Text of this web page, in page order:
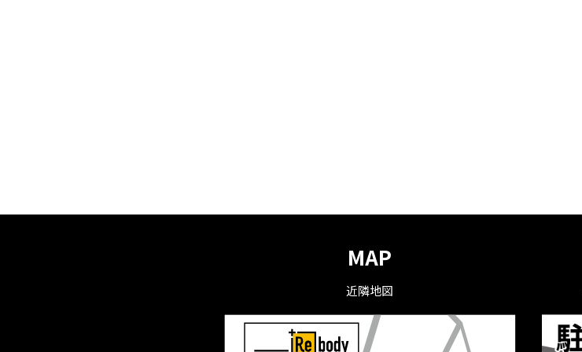
MAP
近隣地図